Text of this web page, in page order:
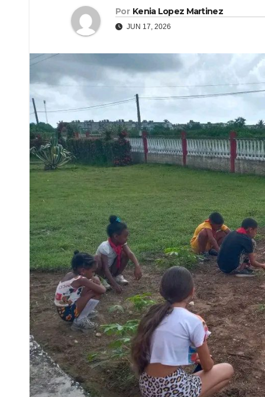
Por Kenia Lopez Martinez
JUN 17, 2026